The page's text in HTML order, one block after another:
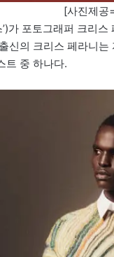
[사진제공
’)가 포토그래퍼 크리
신의 크리스 페라니
트 중 하나다.